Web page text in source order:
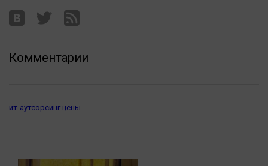
Комментарии
ит-аутсорсинг цены